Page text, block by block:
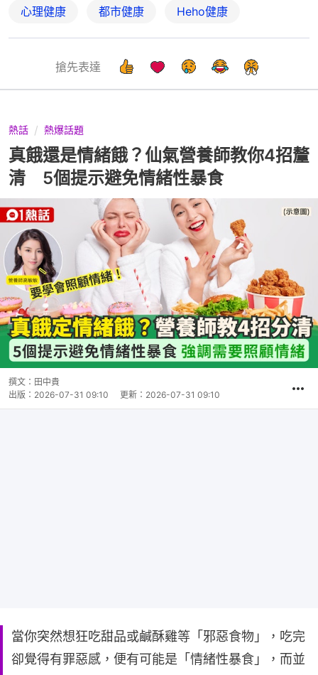
心理健康 都市健康 Heho健康
搶先表達
熱話 熱爆話題
真餓還是情緒餓？仙氣營養師教你4招釐
清 5個提示避免情緒性暴食
撰文： 田中貴
出版： 2026-07-31 09:10 更新： 2026-07-31 09:10
當你突然想狂吃甜品或鹹酥雞等「邪惡食物」，吃完
卻覺得有罪惡感，便有可能是「情緒性暴食」，而並